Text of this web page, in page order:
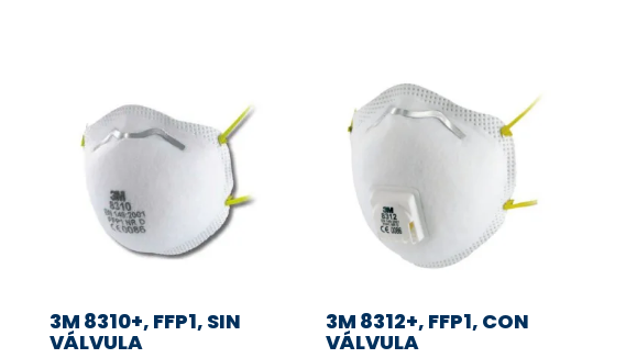
3M 8310+, FFP1, SIN
VÁLVULA
3M 8312+, FFP1, CON
VÁLVULA